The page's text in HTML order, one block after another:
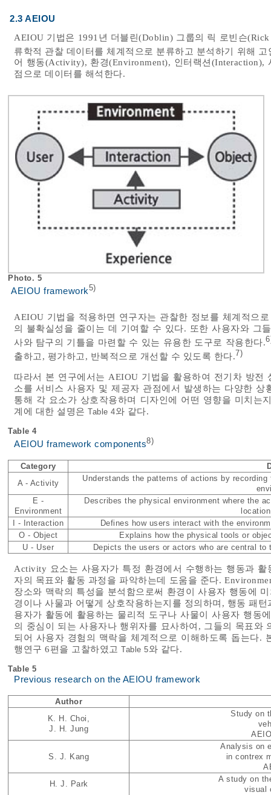
2.3 AEIOU
AEIOU 기법은 1991년 더블린(Doblin) 그룹의 릭 로빈슨
류학적 관찰 데이터를 체계적으로 분류하고 분석하기 위해 고
어 행동(Activity), 환경(Environment), 인터랙션(Interaction),
점으로 데이터를 해석한다.
Photo. 5
AEIOU framework5)
AEIOU 기법을 적용하면 연구자는 관찰한 정보를 체계적으
의 불확실성을 줄이는 데 기여할 수 있다. 또한 사용자와 그
사와 탐구의 기틀을 마련할 수 있는 유용한 도구로 작용한다.
출하고, 평가하고, 반복적으로 개선할 수 있도록 한다.7)
따라서 본 연구에서는 AEIOU 기법을 활용하여 전기차 방
소를 서비스 사용자 및 제공자 관점에서 발생하는 다양한
통해 각 요소가 상호작용하며 디자인에 어떤 영향을 미치는
계에 대한 설명은 Table 4와 같다.
Table 4
AEIOU framework components8)
Category
A - Activity
Understands the patterns of actions by
E -
Environment
Describes the physical environment where the
I - Interaction
Defines how users interact with the
O - Object
Explains how the physical tools or
U - User
Depicts the users or actors who are central
Activity 요소는 사용자가 특정 환경에서 수행하는 행동과
자의 목표와 활동 과정을 파악하는데 도움을 준다.
장소와 맥락의 특성을 분석함으로써 환경이 사용자 행동에
경이나 사물과 어떻게 상호작용하는지를 정의하며, 행동 패
용자가 활동에 활용하는 물리적 도구나 사물이 사용자 행동
의 중심이 되는 사용자나 행위자를 묘사하여, 그들의 목표와
되어 사용자 경험의 맥락을 체계적으로 이해하도록 돕는다.
행연구 6편을 고찰하였고 Table 5와 같다.
Table 5
Previous research on the AEIOU framework
Author
K. H. Choi,
J. H. Jung
Study on
S. J. Kang
Analysis on
in contrex
H. J. Park
A study on
visual